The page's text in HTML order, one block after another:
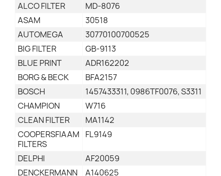
ALCO FILTER
MD-8076
ASAM
30518
AUTOMEGA
30770100700525
BIG FILTER
GB-9113
BLUE PRINT
ADR162202
BORG & BECK
BFA2157
BOSCH
1457433311, 0986TF0076, S3311
CHAMPION
W716
CLEAN FILTER
MA1142
COOPERSFIAAM
FILTERS
FL9149
DELPHI
AF20059
DENCKERMANN
A140625